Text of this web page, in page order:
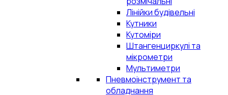
Лінійки будівельні
Кутники
Кутоміри
Штангенциркулі та
мікрометри
Мультиметри
Пневмоінструмент та
обладнання